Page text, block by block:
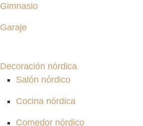
Gimnasio
Garaje
Decoración nórdica
Salón nórdico
Cocina nórdica
Comedor nórdico